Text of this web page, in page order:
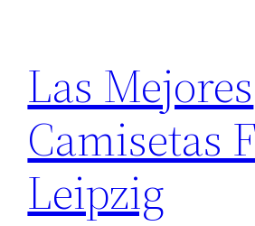
contenido
Las Mejores
Camisetas
Leipzig